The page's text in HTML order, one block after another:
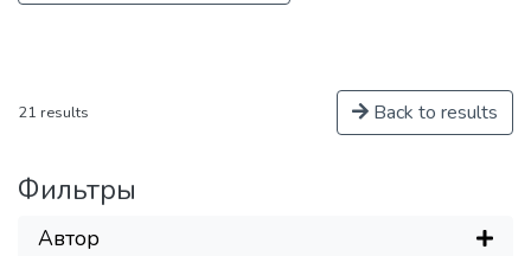
21 results Back to results
Фильтры
Автор